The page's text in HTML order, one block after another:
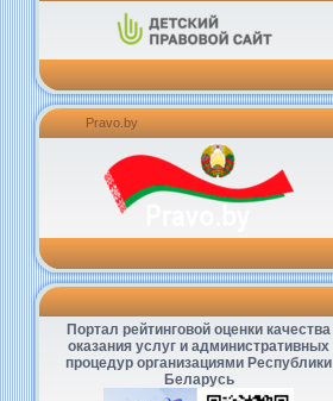
Pravo.by
Портал рейтинговой оценки качества
оказания услуг и административных
процедур организациями Республики
Беларусь